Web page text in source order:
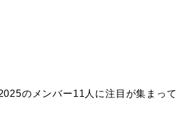
のメンバー11人に注目が集まって